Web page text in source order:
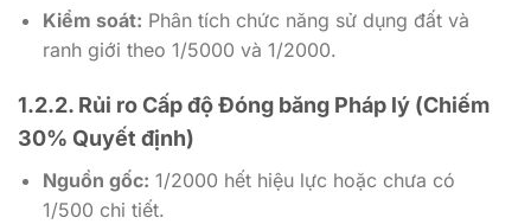
Kiểm soát: Phân tích chức năng sử dụng đất và
ranh giới theo 1/5000 và 1/2000.
1.2.2. Rủi ro Cấp độ Đóng băng Pháp lý (Chiếm
30% Quyết định)
Nguồn gốc: 1/2000 hết hiệu lực hoặc chưa có
1/500 chi tiết.